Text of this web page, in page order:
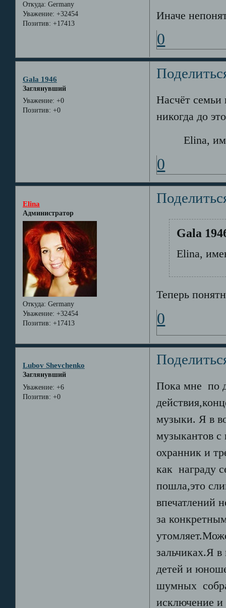
Откуда: Germany
Уважение: +32454
Позитив: +17413
Иначе
0
Gala 1946
Заглянувший
Уважение: +0
Позитив: +0
Насчёт семьи
никогда до
Elina,
0
Elina
Администратор
Откуда: Germany
Уважение: +32454
Позитив: +17413
Gala
Elina,
Теперь
0
Lubov Shevchenko
Заглянувший
Уважение: +6
Позитив: +0
Пока мне по
музыки. Я в
музыкантов с
охранник и
как награду
пошла,это
впечатлений
за
зальчиках.Я
детей и
шумных
исключение